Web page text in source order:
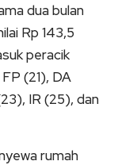
dua bulan
Rp 143,5
peracik
(21), DA
IR (25), dan
rumah